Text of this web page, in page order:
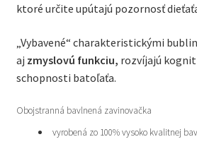
ktoré určite upútajú pozornosť
„Vybavené“ charakteristickými
aj zmyslovú funkciu, rozvíjajú
schopnosti batoľaťa.
Obojstranná bavlnená zavinovačka
vyrobená zo 100% vysoko kvalitnej